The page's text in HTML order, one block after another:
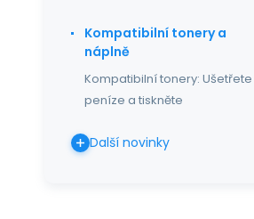
Kompatibilní tonery a
náplně
Kompatibilní tonery: Ušetřete
peníze a tiskněte
Další novinky